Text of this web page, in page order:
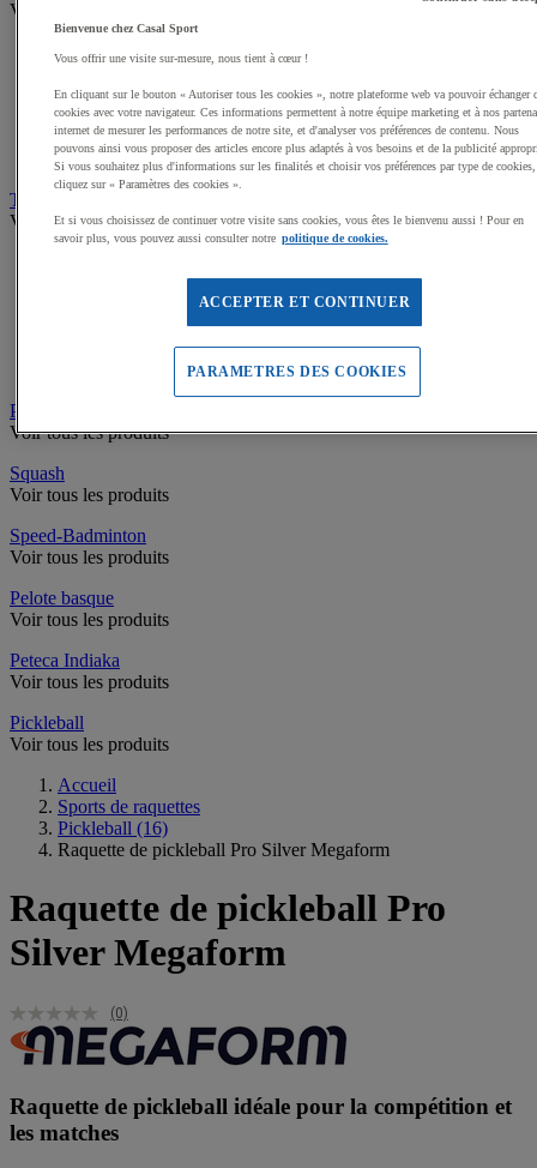
Voir tous les produits
Raquettes de Tennis de table
Tables de Tennis de table
Filets, Poteaux Tennis de table
Packs Tennis de table
Accessoires Tennis de table
Tennis
Voir tous les produits
Poteaux de Tennis
Equipement Terrain de Tennis
Accessoires de Tennis
Padel
Voir tous les produits
Squash
Voir tous les produits
Speed-Badminton
Voir tous les produits
Pelote basque
Voir tous les produits
Peteca Indiaka
Voir tous les produits
Pickleball
Voir tous les produits
Accueil
Sports de raquettes
Pickleball (16)
Raquette de pickleball Pro Silver Megaform
Raquette de pickleball Pro
Silver Megaform
(0)
Raquette de pickleball idéale pour la compétition et
les matches
Bienvenue chez Casal Sport
Vous offrir une visite sur-mesure, nous tient à cœur !
En cliquant sur le bouton « Autoriser tous les cookies », notre plateforme web va pouvoir échanger
cookies avec votre navigateur. Ces informations permettent à notre équipe marketing et à nos
internet de mesurer les performances de notre site, et d'analyser vos préférences de contenu. Nous
pouvons ainsi vous proposer des articles encore plus adaptés à vos besoins et de la publicité
Si vous souhaitez plus d'informations sur les finalités et choisir vos préférences par type de cookies,
cliquez sur « Paramètres des cookies ».
Et si vous choisissez de continuer votre visite sans cookies, vous êtes le bienvenu aussi ! Pour en
savoir plus, vous pouvez aussi consulter notre politique de cookies.
ACCEPTER ET CONTINUER
PARAMETRES DES COOKIES